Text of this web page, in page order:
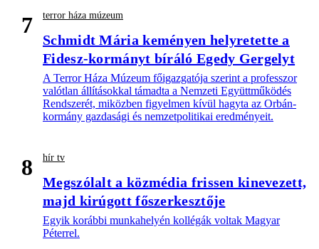
7 terror háza múzeum
Schmidt Mária keményen helyretette a
Fidesz-kormányt bíráló Egedy Gergelyt
A Terror Háza Múzeum főigazgatója szerint a professzor
valótlan állításokkal támadta a Nemzeti Együttműködés
Rendszerét, miközben figyelmen kívül hagyta az Orbán-
kormány gazdasági és nemzetpolitikai eredményeit.
8 hír tv
Megszólalt a közmédia frissen kinevezett,
majd kirúgott főszerkesztője
Egyik korábbi munkahelyén kollégák voltak Magyar
Péterrel.